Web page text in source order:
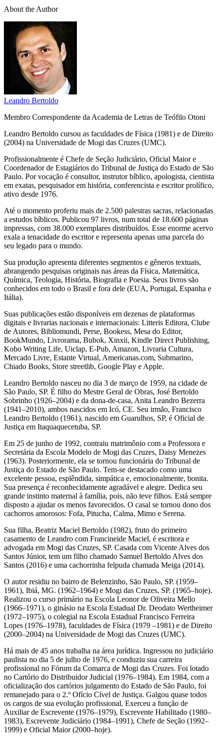
About the Author
Leandro Bertoldo
Membro Correspondente da Academia de Letras de Teófilo Otoni
Leandro Bertoldo cursou as faculdades de Física (1981) e de Direito
(2004) na Universidade de Mogi das Cruzes (UMC).
Profissionalmente é Chefe de Seção Judiciário, Oficial Maior e
Coordenador de Estagiários do Tribunal de Justiça do Estado de São
Paulo. Por vocação é consultor, instrutor bíblico, apologista, cientista
em exatas, pesquisador em história, conferencista e escritor prolífico,
ativo desde 1976.
Até o momento proferiu mais de 2.500 palestras sacras, relacionadas
a estudos bíblicos. Publicou 97 livros, num total de 18.600 páginas
impressas, com 38.000 exemplares distribuídos. Esse enorme acervo
exala a tenacidade do escritor e representa apenas uma parcela do
seu legado para o mundo.
Sua produção apresenta diferentes segmentos e gêneros textuais,
abrangendo pesquisas originais nas áreas da Física, Matemática,
Química, Teologia, História, Biografia e Poesia. Seus livros são
conhecidos em todo o Brasil e fora dele (EUA, Portugal, Espanha e
Itália).
Suas publicações estão disponíveis em dezenas de plataformas
digitais e livrarias nacionais e internacionais: Litteris Editora, Clube
de Autores, Bibliomundi, Perse, Bookess, Mesa do Editor,
BookMundo, Livrorama, Bubok, Xinxii, Kindle Direct Publishing,
Kobo Writing Life, Uiclap, E-Pub, Amazon, Livraria Cultura,
Mercado Livre, Estante Virtual, Americanas.com, Submarino,
Chiado Books, Store streetlib, Google Play e Apple.
Leandro Bertoldo nasceu no dia 3 de março de 1959, na cidade de
São Paulo, SP. É filho do Mestre Geral de Obras, José Bertoldo
Sobrinho (1926–2004) e da dona-de-casa, Anita Leandro Bezerra
(1941–2010), ambos nascidos em Icó, CE. Seu irmão, Francisco
Leandro Bertoldo (1961), nascido em Guarulhos, SP, é Oficial de
Justiça em Itaquaquecetuba, SP.
Em 25 de junho de 1992, contraiu matrimônio com a Professora e
Secretária da Escola Modelo de Mogi das Cruzes, Daisy Menezes
(1963). Posteriormente, ela se tornou funcionária do Tribunal de
Justiça do Estado de São Paulo. Tem-se destacado como uma
excelente pessoa, esplêndida, simpática e, emocionalmente, bonita.
Sua presença é reconhecidamente agradável e alegre. Dedica seu
grande instinto maternal à família, pois, não teve filhos. Está sempre
disposto a ajudar os menos favorecidos. O casal se tornou dono dos
cachorros amorosos: Fofa, Pitucha, Calma, Mimo e Serena.
Sua filha, Beatriz Maciel Bertoldo (1982), fruto do primeiro
casamento de Leandro com Francineide Maciel, é escritora e
advogada em Mogi das Cruzes, SP. Casada com Vicente Alves dos
Santos Júnior, tem um filho chamado Samuel Bertoldo Alves dos
Santos (2016) e uma cachorrinha felpuda chamada Meiga (2014).
O autor residiu no bairro de Belenzinho, São Paulo, SP. (1959–
1961), Ibiá, MG. (1962–1964) e Mogi das Cruzes, SP. (1965–hoje).
Realizou o curso primário na Escola Leonor de Oliveira Mello
(1966–1971), o ginásio na Escola Estadual Dr. Deodato Wertheimer
(1972–1975), o colegial na Escola Estadual Francisco Ferreira
Lopes (1976–1978), faculdades de Física (1979 –1981) e de Direito
(2000–2004) na Universidade de Mogi das Cruzes (UMC).
Há mais de 45 anos trabalha na área jurídica. Ingressou no judiciário
paulista no dia 5 de julho de 1976, e conduziu sua carreira
profissional no Fórum da Comarca de Mogi das Cruzes. Foi lotado
no Cartório do Distribuidor Judicial (1976–1984). Em 1984, com a
oficialização dos cartórios julgamento do Estado de São Paulo, foi
remanejado para o 2.º Ofício Cível de Justiça. Galgou quase todos
os cargos de sua evolução profissional. Exerceu a função de
Auxiliar de Escrevente (1976–1979), Escrevente Habilitado (1980–
1983), Escrevente Judiciário (1984–1991), Chefe de Seção (1992–
1999) e Oficial Maior (2000–hoje).